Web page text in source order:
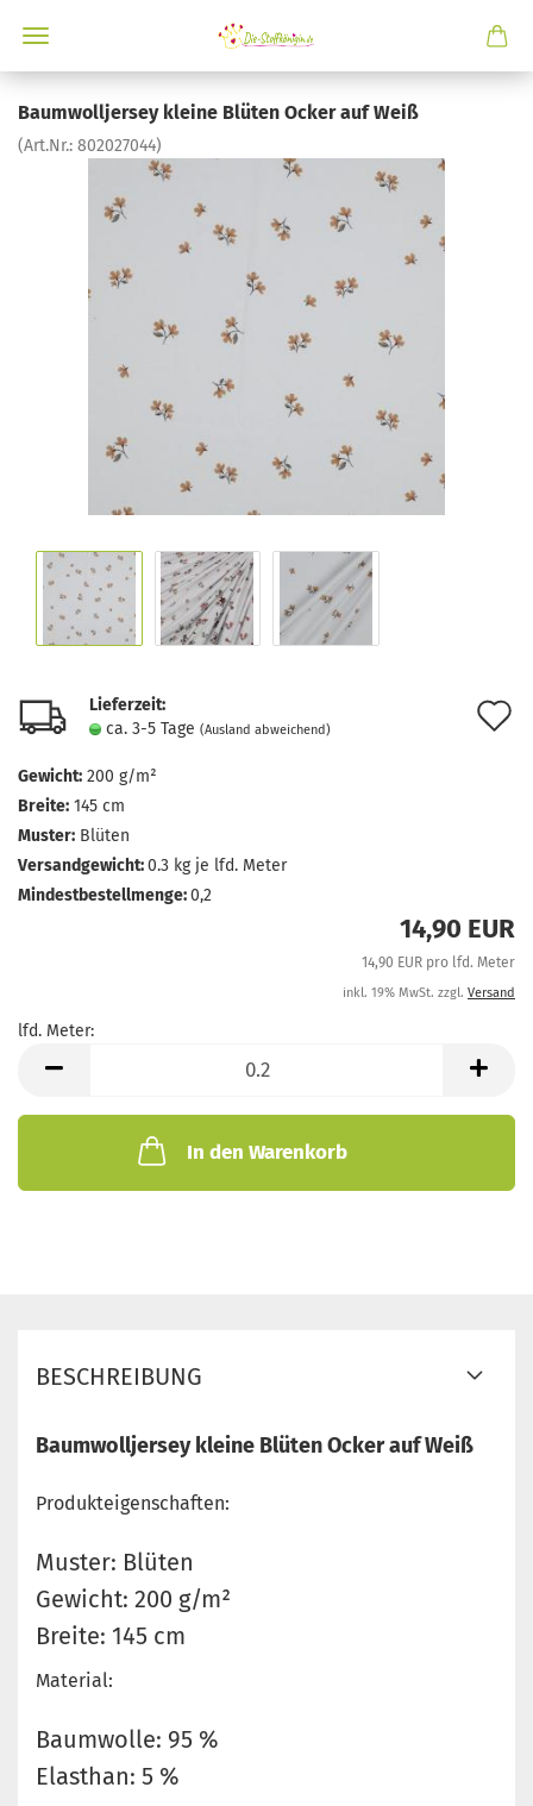
Baumwolljersey kleine Blüten Ocker auf Weiß
(Art.Nr.: 802027044)
Lieferzeit:
ca. 3-5 Tage (Ausland abweichend)
Gewicht: 200 g/m²
Breite: 145 cm
Muster: Blüten
Versandgewicht:0.3 kg je lfd. Meter
Mindestbestellmenge:0,2
14,90 EUR
14,90 EUR pro lfd. Meter
inkl. 19% MwSt. zzgl. Versand
lfd. Meter:
Meter
In den Warenkorb
BESCHREIBUNG
Baumwolljersey kleine Blüten Ocker auf Weiß
Produkteigenschaften:
Muster: Blüten
Gewicht: 200 g/m²
Breite: 145 cm
Material:
Baumwolle: 95 %
Elasthan: 5 %